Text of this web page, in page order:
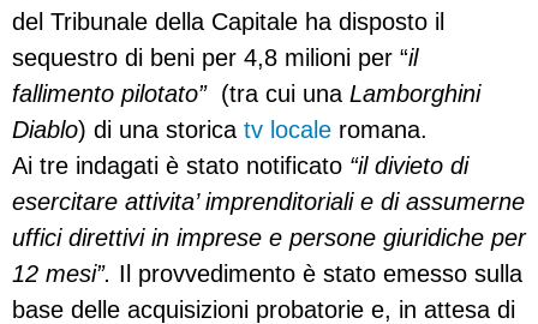
del Tribunale della Capitale ha disposto il
sequestro di beni per 4,8 milioni per “il
fallimento pilotato” (tra cui una Lamborghini
Diablo) di una storica tv locale romana.
Ai tre indagati è stato notificato “il divieto di
esercitare attivita’ imprenditoriali e di assumerne
uffici direttivi in imprese e persone giuridiche per
12 mesi”. Il provvedimento è stato emesso sulla
base delle acquisizioni probatorie e, in attesa di